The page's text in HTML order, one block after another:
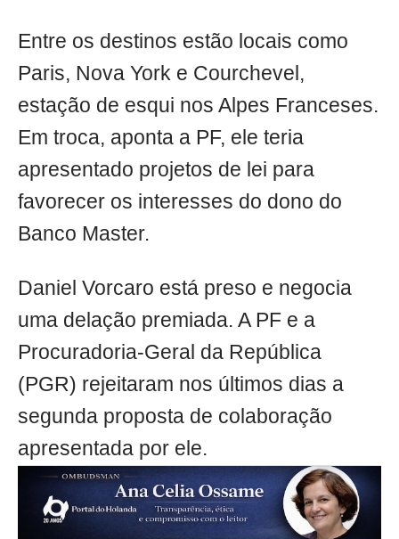
Entre os destinos estão locais como
Paris, Nova York e Courchevel,
estação de esqui nos Alpes Franceses.
Em troca, aponta a PF, ele teria
apresentado projetos de lei para
favorecer os interesses do dono do
Banco Master.
Daniel Vorcaro está preso e negocia
uma delação premiada. A PF e a
Procuradoria-Geral da República
(PGR) rejeitaram nos últimos dias a
segunda proposta de colaboração
apresentada por ele.